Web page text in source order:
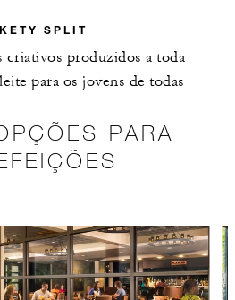
SPLIT
criativos produzidos a toda
para os jovens de todas
PARA